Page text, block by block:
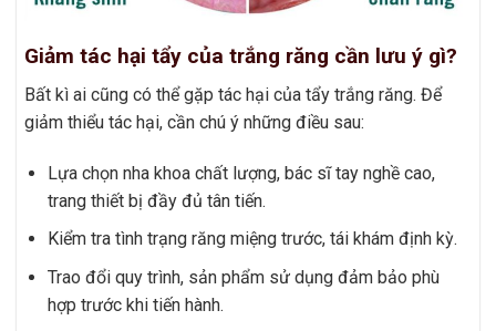
Giảm tác hại tẩy của trắng răng cần lưu ý gì?
Bất kì ai cũng có thể gặp tác hại của tẩy trắng răng. Để
giảm thiểu tác hại, cần chú ý những điều sau:
Lựa chọn nha khoa chất lượng, bác sĩ tay nghề cao,
trang thiết bị đầy đủ tân tiến.
Kiểm tra tình trạng răng miệng trước, tái khám định kỳ.
Trao đổi quy trình, sản phẩm sử dụng đảm bảo phù
hợp trước khi tiến hành.